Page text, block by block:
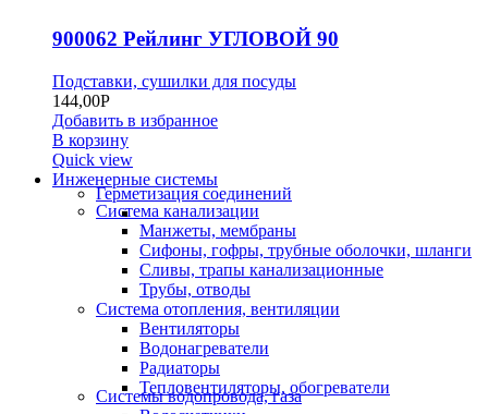
900062 Рейлинг УГЛОВОЙ 90
Подставки, сушилки для посуды
144,00Р
Добавить в избранное
В корзину
Quick view
Инженерные системы
Герметизация соединений
Система канализации
Манжеты, мембраны
Сифоны, гофры, трубные оболочки, шланги
Сливы, трапы канализационные
Трубы, отводы
Система отопления, вентиляции
Вентиляторы
Водонагреватели
Радиаторы
Тепловентиляторы, обогреватели
Системы водопровода, газа